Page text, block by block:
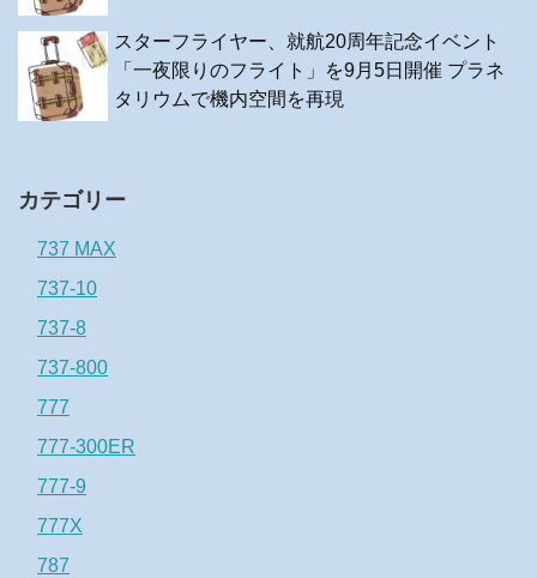
スターフライヤー、就航20周年記念イベント
「一夜限りのフライト」を9月5日開催 プラネ
タリウムで機内空間を再現
カテゴリー
737 MAX
737-10
737-8
737-800
777
777-300ER
777-9
777X
787